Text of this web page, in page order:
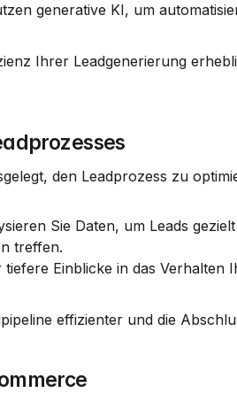
generative KI, um
Ihrer Leadgenerierung
den Leadprozess zu
Sie Daten, um Leads
treffen.
Einblicke in das Verhalten
effizienter und die